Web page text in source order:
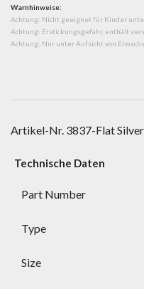
Warnhinweise:
Achtung: Nicht geeignet für Kinder
Achtung: Erstickungsgefahr, enthält
Achtung: Nur unter Aufsicht von
Artikel-Nr. 3837-Flat Silver
Technische Daten
Part Number
Type
Size